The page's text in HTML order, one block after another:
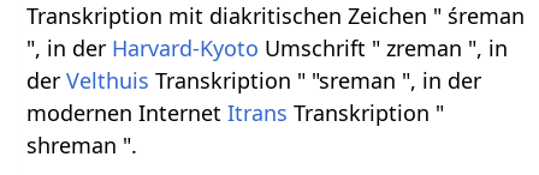
Transkription mit diakritischen Zeichen " śreman
", in der Harvard-Kyoto Umschrift " zreman ", in
derVelthuis Transkription " "sreman ", in der
modernen InternetItrans Transkription "
shreman ".